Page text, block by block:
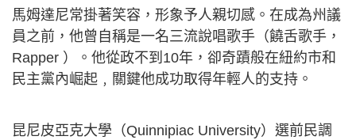
馬姆達尼常掛著笑容，形象予人親切感。在成為州議
員之前，他曾自稱是一名三流說唱歌手（饒舌歌手，
Rapper ）。他從政不到10年，卻奇蹟般在紐約市和
民主黨內崛起﹐關鍵他成功取得年輕人的支持。
昆尼皮亞克大學（Quinnipiac University）選前民調